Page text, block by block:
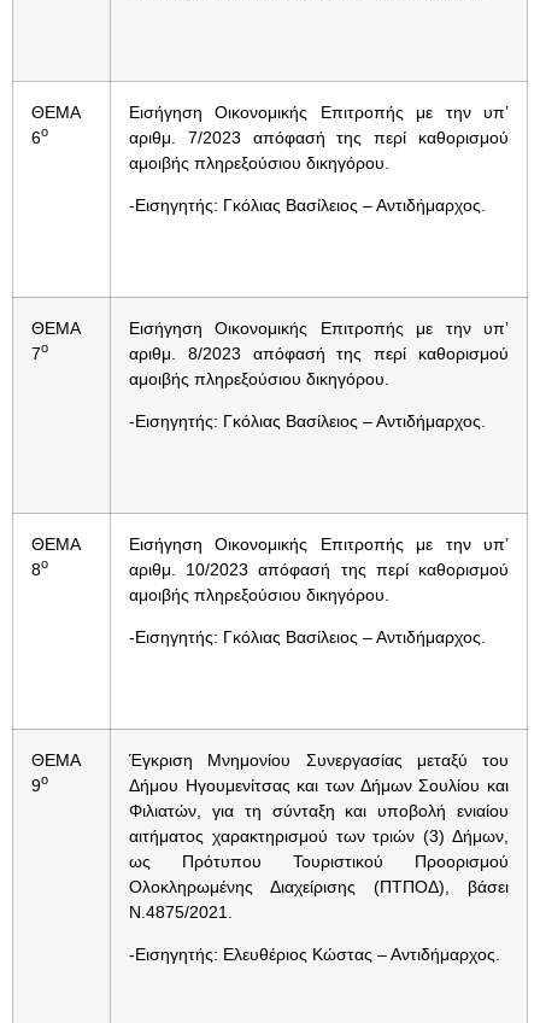
ΘΕΜΑ
6ο
Εισήγηση Οικονομικής Επιτροπής με την υπ’
αριθμ. 7/2023 απόφασή της περί καθορισμού
αμοιβής πληρεξούσιου δικηγόρου.
-Εισηγητής: Γκόλιας Βασίλειος – Αντιδήμαρχος.
ΘΕΜΑ
7ο
Εισήγηση Οικονομικής Επιτροπής με την υπ’
αριθμ. 8/2023 απόφασή της περί καθορισμού
αμοιβής πληρεξούσιου δικηγόρου.
-Εισηγητής: Γκόλιας Βασίλειος – Αντιδήμαρχος.
ΘΕΜΑ
8ο
Εισήγηση Οικονομικής Επιτροπής με την υπ’
αριθμ. 10/2023 απόφασή της περί καθορισμού
αμοιβής πληρεξούσιου δικηγόρου.
-Εισηγητής: Γκόλιας Βασίλειος – Αντιδήμαρχος.
ΘΕΜΑ
9ο
Έγκριση Μνημονίου Συνεργασίας μεταξύ του
Δήμου Ηγουμενίτσας και των Δήμων Σουλίου και
Φιλιατών, για τη σύνταξη και υποβολή ενιαίου
αιτήματος χαρακτηρισμού των τριών (3) Δήμων,
ως Πρότυπου Τουριστικού Προορισμού
Ολοκληρωμένης Διαχείρισης (ΠΤΠΟΔ), βάσει
Ν.4875/2021.
-Εισηγητής: Ελευθέριος Κώστας – Αντιδήμαρχος.